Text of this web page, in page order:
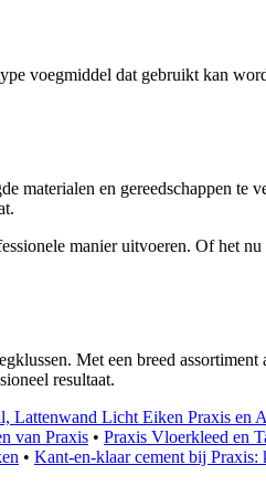
voegmiddel dat gebruikt kan
materialen en gereedschappen
manier uitvoeren. Of het
Met een breed
resultaat.
Lattenwand Licht Eiken Praxis en
van Praxis • Praxis Vloerkleed en
• Kant-en-klaar cement bij